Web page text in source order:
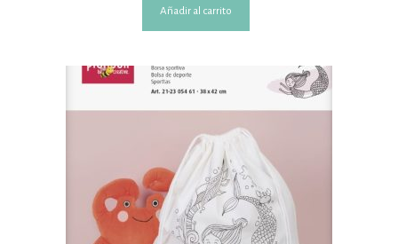
Añadir al carrito